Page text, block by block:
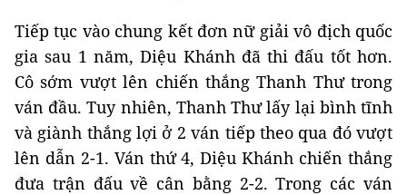
Tiếp tục vào chung kết đơn nữ giải vô địch quốc
gia sau 1 năm, Diệu Khánh đã thi đấu tốt hơn.
Cô sớm vượt lên chiến thắng Thanh Thư trong
ván đầu. Tuy nhiên, Thanh Thư lấy lại bình tĩnh
và giành thắng lợi ở 2 ván tiếp theo qua đó vượt
lên dẫn 2-1. Ván thứ 4, Diệu Khánh chiến thắng
đưa trận đấu về cân bằng 2-2. Trong các ván